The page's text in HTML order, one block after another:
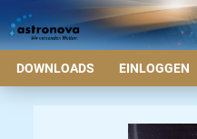
DOWNLOADS EINLOGGEN